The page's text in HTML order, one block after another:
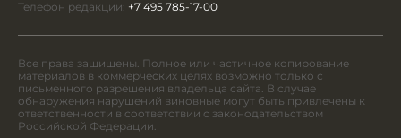
Телефон редакции: +7 495 785-17-00
Все права защищены. Полное или частичное копирование
материалов в коммерческих целях возможно только с
письменного разрешения владельца сайта. В случае
обнаружения нарушений виновные могут быть привлечены к
ответственности в соответствии с законодательством
Российской Федерации.